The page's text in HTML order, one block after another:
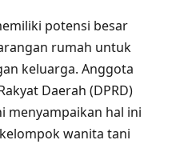
potensi besar
rumah untuk
keluarga. Anggota
Daerah (DPRD)
menyampaikan hal ini
wanita tani